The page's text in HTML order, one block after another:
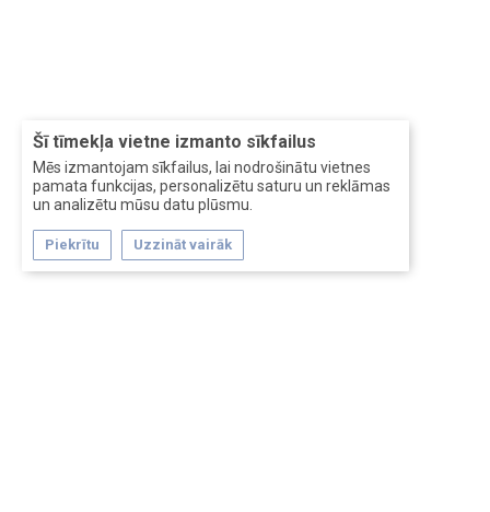
Šī tīmekļa vietne izmanto sīkfailus
Mēs izmantojam sīkfailus, lai nodrošinātu vietnes
pamata funkcijas, personalizētu saturu un reklāmas
un analizētu mūsu datu plūsmu.
Piekrītu Uzzināt vairāk